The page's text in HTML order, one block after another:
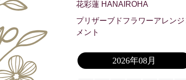
花彩蓮 HANAIROHA
プリザーブドフラワーアレンジ
メント
2026年08月